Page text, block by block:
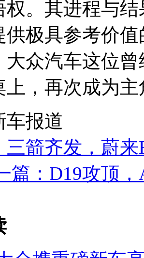
权。其进程与
供极具参考价
大众汽车这位
上，再次成为主
车报道
三箭齐发，蔚
篇： D19攻顶